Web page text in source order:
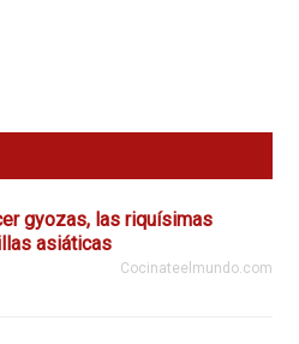
gyozas, las riquísimas
asiáticas
Cocinateelmundo.com